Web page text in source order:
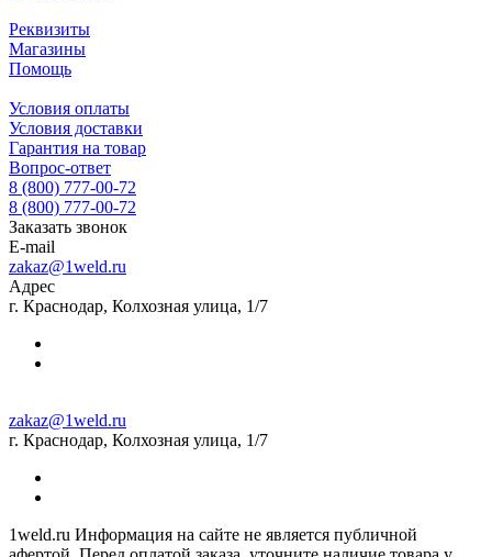
Реквизиты
Магазины
Помощь
Условия оплаты
Условия доставки
Гарантия на товар
Вопрос-ответ
8 (800) 777-00-72
8 (800) 777-00-72
Заказать звонок
E-mail
zakaz@1weld.ru
Адрес
г. Краснодар, Колхозная улица, 1/7
zakaz@1weld.ru
г. Краснодар, Колхозная улица, 1/7
1weld.ru Информация на сайте не является публичной